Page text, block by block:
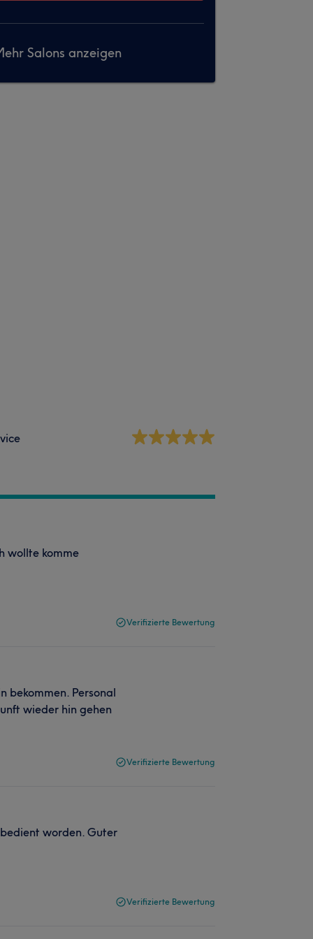
Salons anzeigen
wollte komme
Verifizierte Bewertung
bekommen. Personal
wieder hin gehen
Verifizierte Bewertung
worden. Guter
Verifizierte Bewertung